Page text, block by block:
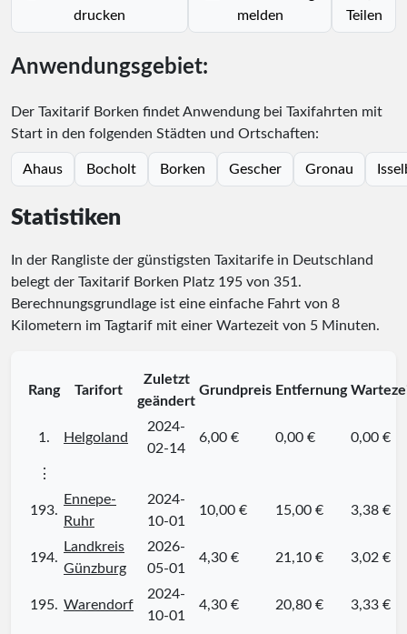
drucken
melden
Teilen
Anwendungsgebiet:
Der Taxitarif Borken findet Anwendung bei Taxifahrten mit
Start in den folgenden Städten und Ortschaften:
Ahaus Bocholt Borken Gescher Gronau
Statistiken
In der Rangliste der günstigsten Taxitarife in Deutschland
belegt der Taxitarif Borken Platz 195 von 351.
Berechnungsgrundlage ist eine einfache Fahrt von 8
Kilometern im Tagtarif mit einer Wartezeit von 5 Minuten.
Rang Tarifort
Zuletzt
geändert
Grundpreis Entfernung
1. Helgoland
2024-
02-14
6,00 € 0,00 € 0,00 €
⋮
193.
Ennepe-
Ruhr
2024-
10-01
10,00 € 15,00 € 3,38 €
194.
Landkreis
Günzburg
2026-
05-01
4,30 € 21,10 € 3,02 €
195. Warendorf
2024-
10-01
4,30 € 20,80 € 3,33 €